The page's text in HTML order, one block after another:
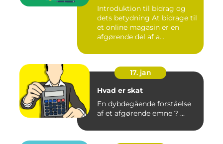
Introduktion til bidrag og
dets betydning At bidrage til
et online magasin er en
afgørende del af a...
17. jan
Hvad er skat
En dybdegående forståelse
af et afgørende emne ? ...